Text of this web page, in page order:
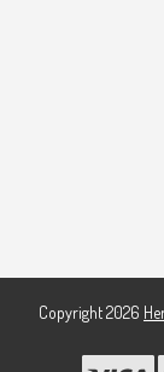
Copyright 2026